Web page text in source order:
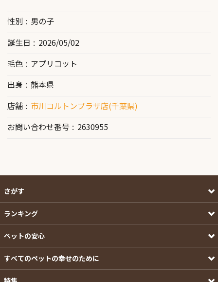
性別
男の子
誕生日
2026/05/02
毛色
アプリコット
出身
熊本県
店舗
市川コルトンプラザ店(千葉県)
お問い合わせ番号
2630955
さがす
ランキング
ペットの安心
すべてのペットの幸せのために